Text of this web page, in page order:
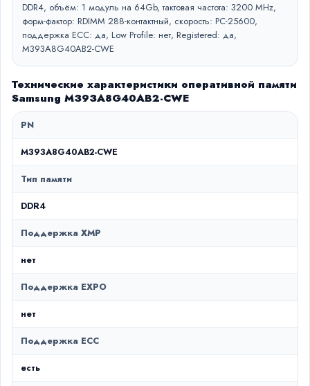
DDR4, объём: 1 модуль на 64Gb, тактовая частота: 3200 MHz,
форм-фактор: RDIMM 288-контактный, скорость: PC-25600,
поддержка ECC: да, Low Profile: нет, Registered: да,
M393A8G40AB2-CWE
Технические характеристики оперативной памяти
Samsung M393A8G40AB2-CWE
PN
M393A8G40AB2-CWE
Тип памяти
DDR4
Поддержка XMP
нет
Поддержка EXPO
нет
Поддержка ECC
есть